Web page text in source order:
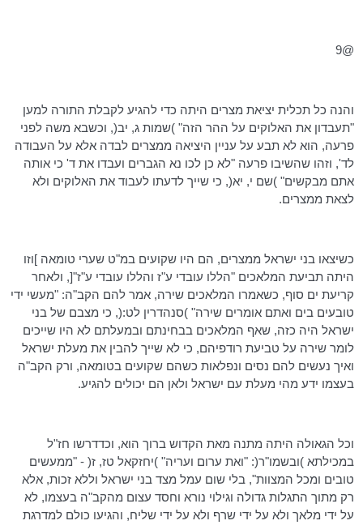
@9
והנה כל תכלית יציאת מצרים היתה כדי להגיע לקבלת התורה למען
"תעבדון את האלוקים על ההר הזה" )שמות ג, יב(, וכשבא משה לפני
פרעה, הוא לא תבע על עניין היציאה ממצרים לבדה אלא על העבודה
לד', וזהו שהשיבו פרעה "לא כן לכו נא הגברים ועבדו את ד' כי אותה
אתם מבקשים" )שם י, יא(, כי שייך לדעתו לעבוד את האלוקים ולא
לצאת ממצרים.
כשיצאו בני ישראל ממצרים, הם היו שקועים במ"ט שערי טומאה ]וזו
היתה תביעת המלאכים "הללו עובדי ע"ז והללו עובדי ע"ז"[, ולאחר
קריעת ים סוף, כשאמרו המלאכים שירה, אמר להם הקב"ה: "מעשי ידי
טובעים בים ואתם אומרים שירה" )סנהדריןלט:(, כי מצבם של בני
ישראל היה כזה, שאף המלאכים בבחינתם ובמעלתם לא היו שייכים
לומר שירה על טביעת רודפיהם, כי לא שייך להבין את מעלת ישראל
ואיך נעשים להם נסים ונפלאות כשהם שקועים בטומאה, ורק הקב"ה
בעצמו ידע מהי מעלת עם ישראל ולאן הם יכולים להגיע.
וכל הגאולה היתה מתנה מאת הקדוש ברוך הוא, וכדדרשו חז"ל
במכילתא )ובשמו"ר(: "ואת ערום ועריה" )יחזקאל טז, ז( - "ממעשים
טובים ומכל המצוות", בלי שום עמל מצד בני ישראל וללא זכות, אלא
רק מתוך התגלות גדולה וגילוי נורא וחסד עצום מהקב"ה בעצמו, לא
על ידי מלאך ולא על ידי שרף ולא על ידי שליח, והגיעו כולם למדרגת